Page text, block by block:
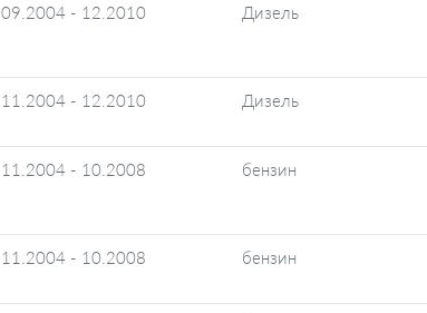
09.2004 - 12.2010 Дизель
11.2004 - 12.2010 Дизель
11.2004 - 10.2008 бензин
11.2004 - 10.2008 бензин